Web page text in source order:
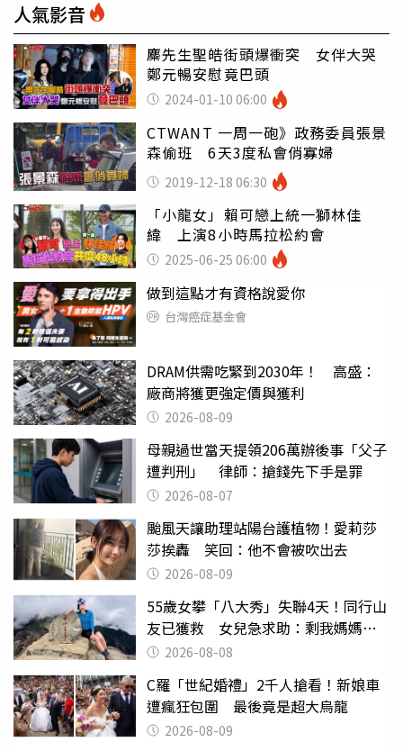
人氣影音
麋先生聖皓街頭爆衝突 女伴大哭
鄭元暢安慰竟巴頭
2024-01-10 06:00
CTWANT 一周一砲》政務委員張景
森偷班 6天3度私會俏寡婦
2019-12-18 06:30
「小龍女」賴可戀上統一獅林佳
緯 上演8小時馬拉松約會
2025-06-25 06:00
做到這點才有資格說愛你
台灣癌症基金會
DRAM供需吃緊到2030年！ 高盛：
廠商將獲更強定價與獲利
2026-08-09
母親過世當天提領206萬辦後事「父子
遭判刑」 律師：搶錢先下手是罪
2026-08-07
颱風天讓助理站陽台護植物！愛莉莎
莎挨轟 笑回：他不會被吹出去
2026-08-09
55歲女攀「八大秀」失聯4天！同行山
友已獲救 女兒急求助：剩我媽媽還
沒找到
2026-08-08
C羅「世紀婚禮」2千人搶看！新娘車
遭瘋狂包圍 最後竟是超大烏龍
2026-08-09